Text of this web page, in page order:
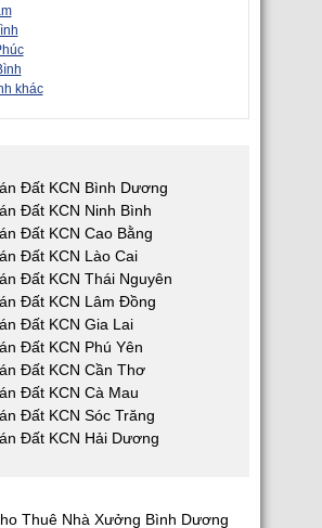
khác
Đất KCN Bình Dương
Đất KCN Ninh Bình
Đất KCN Cao Bằng
Đất KCN Lào Cai
Đất KCN Thái Nguyên
Đất KCN Lâm Đồng
Đất KCN Gia Lai
Đất KCN Phú Yên
Đất KCN Cần Thơ
Đất KCN Cà Mau
Đất KCN Sóc Trăng
Đất KCN Hải Dương
Thuê Nhà Xưởng Bình Dương